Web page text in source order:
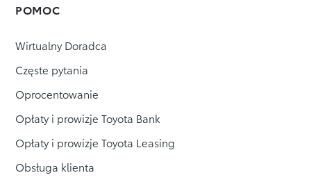
POMOC
Wirtualny Doradca
Częste pytania
Oprocentowanie
Opłaty i prowizje Toyota Bank
Opłaty i prowizje Toyota Leasing
Obsługa klienta